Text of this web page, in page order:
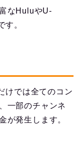
なHuluやU-
す。
けでは全てのコン
一部のチャンネ
が発生します。